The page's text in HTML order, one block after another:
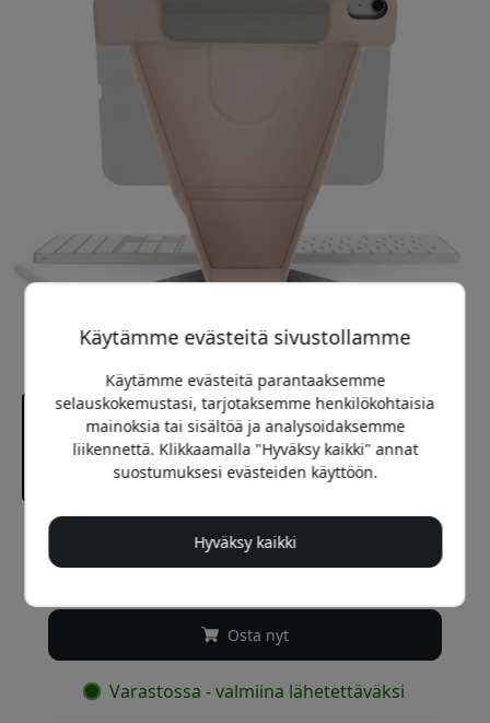
Suositeltava hinta
39.99 EUR
Osta nyt
Varastossa - valmiina lähetettäväksi
Käytämme evästeitä sivustollamme
Käytämme evästeitä parantaaksemme
selauskokemustasi, tarjotaksemme henkilökohtaisia
mainoksia tai sisältöä ja analysoidaksemme
liikennettä. Klikkaamalla "Hyväksy kaikki" annat
suostumuksesi evästeiden käyttöön.
Hyväksy kaikki